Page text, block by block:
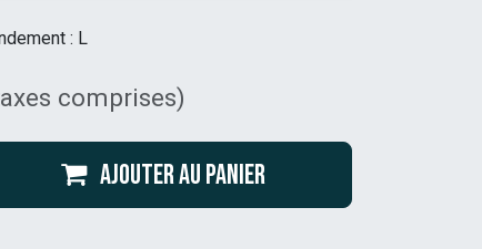
: L
comprises)
Ajouter au panier